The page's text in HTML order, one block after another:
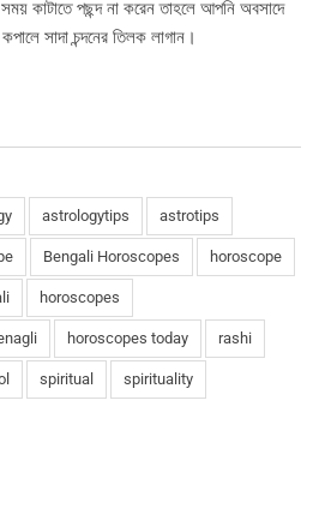
কাটাতে পছন্দ না করেন তাহলে আপনি অবসাদে
সাদা চন্দনের তিলক লাগান।
astrologytips astrotips
Bengali Horoscopes horoscope
horoscopes
horoscopes today rashi
spiritual spirituality